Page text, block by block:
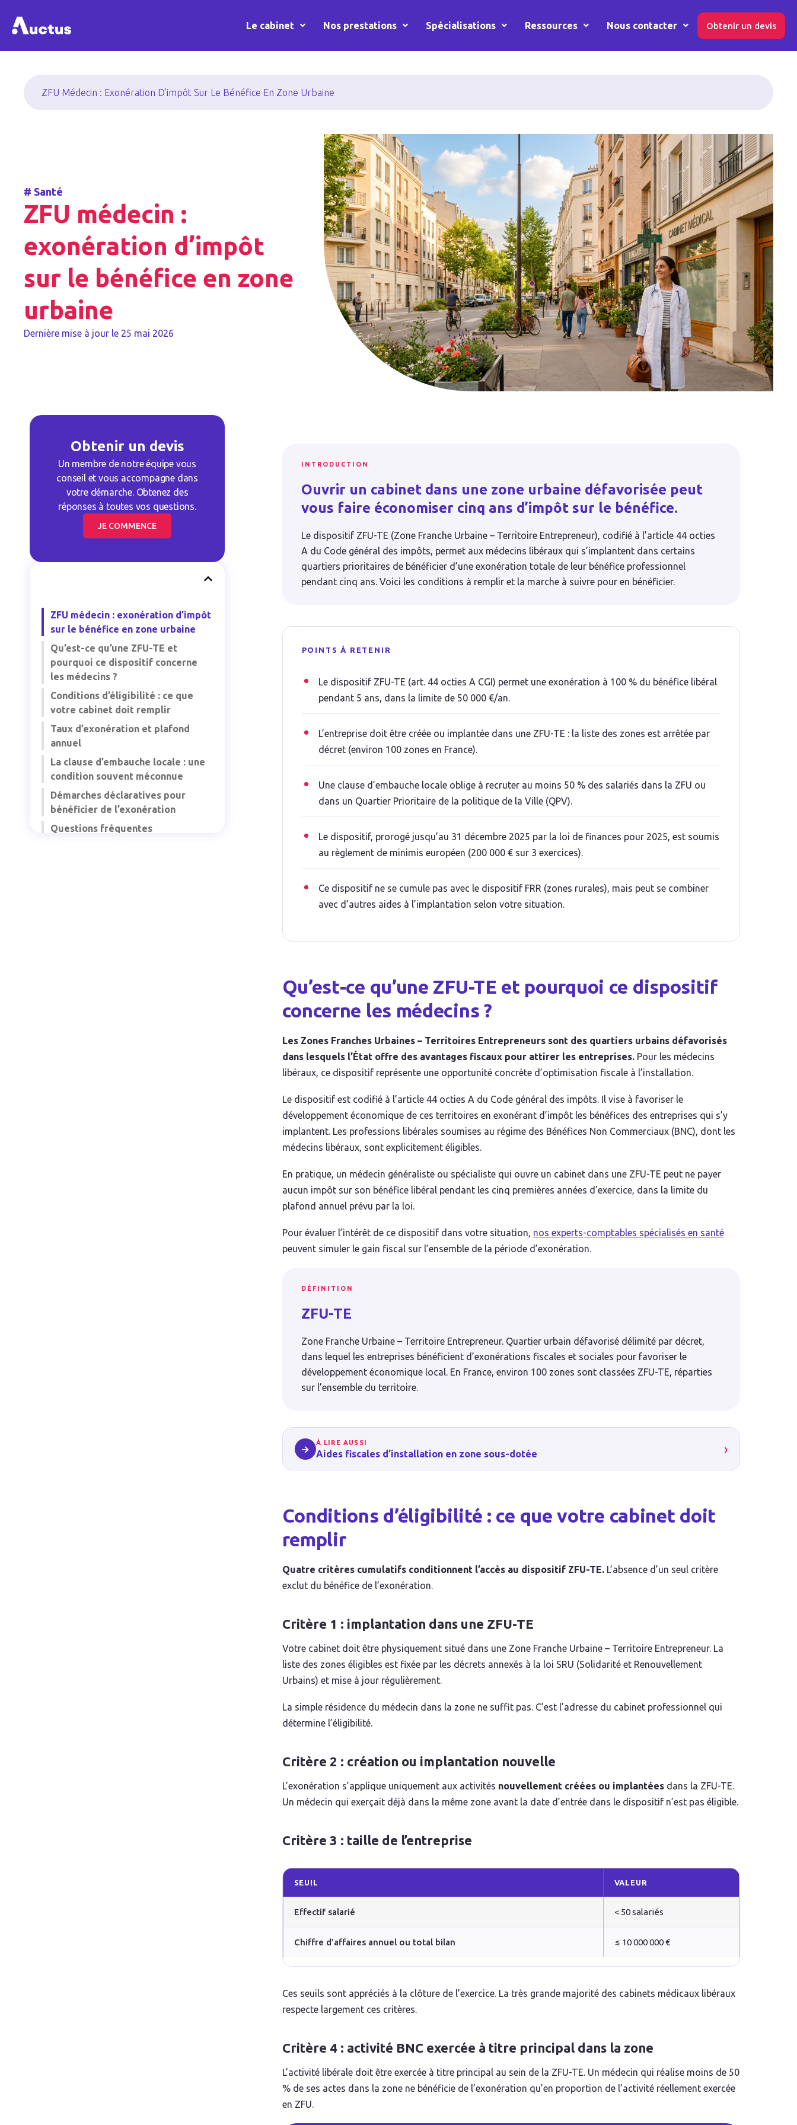
Le cabinet Nos prestations Spécialisations Ressources Nous contacter Obtenir un devis
ZFU Médecin : Exonération D’impôt Sur Le Bénéfice En Zone Urbaine
# Santé
ZFU médecin :
exonération d’impôt
sur le bénéfice en zone
urbaine
Dernière mise à jour le 25 mai 2026
Obtenir un devis
Un membre de notre équipe vous
conseil et vous accompagne dans
votre démarche. Obtenez des
réponses à toutes vos questions.
JE COMMENCE
ZFU médecin : exonération d’impôt
sur le bénéfice en zone urbaine
Qu’est-ce qu’une ZFU-TE et
pourquoi ce dispositif concerne
les médecins ?
Conditions d’éligibilité : ce que
votre cabinet doit remplir
Taux d’exonération et plafond
annuel
La clause d’embauche locale : une
condition souvent méconnue
Démarches déclaratives pour
bénéficier de l’exonération
Questions fréquentes
INTRODUCTION
Ouvrir un cabinet dans une zone urbaine défavorisée peut
vous faire économiser cinq ans d’impôt sur le bénéfice.
Le dispositif ZFU-TE (Zone Franche Urbaine – Territoire Entrepreneur), codifié à l’article 44 octies
A du Code général des impôts, permet aux médecins libéraux qui s’implantent dans certains
quartiers prioritaires de bénéficier d’une exonération totale de leur bénéfice professionnel
pendant cinq ans. Voici les conditions à remplir et la marche à suivre pour en bénéficier.
POINTS À RETENIR
Le dispositif ZFU-TE (art. 44 octies A CGI) permet une exonération à 100 % du bénéfice libéral
pendant 5 ans, dans la limite de 50 000 €/an.
L’entreprise doit être créée ou implantée dans une ZFU-TE : la liste des zones est arrêtée par
décret (environ 100 zones en France).
Une clause d’embauche locale oblige à recruter au moins 50 % des salariés dans la ZFU ou
dans un Quartier Prioritaire de la politique de la Ville (QPV).
Le dispositif, prorogé jusqu’au 31 décembre 2025 par la loi de finances pour 2025, est soumis
au règlement de minimis européen (200 000 € sur 3 exercices).
Ce dispositif ne se cumule pas avec le dispositif FRR (zones rurales), mais peut se combiner
avec d’autres aides à l’implantation selon votre situation.
Qu’est-ce qu’une ZFU-TE et pourquoi ce dispositif
concerne les médecins ?
Les Zones Franches Urbaines – Territoires Entrepreneurs sont des quartiers urbains défavorisés
dans lesquels l’État offre des avantages fiscaux pour attirer les entreprises.Pour les médecins
libéraux, ce dispositif représente une opportunité concrète d’optimisation fiscale à l’installation.
Le dispositif est codifié à l’article 44 octies A du Code général des impôts. Il vise à favoriser le
développement économique de ces territoires en exonérant d’impôt les bénéfices des entreprises qui s’y
implantent. Les professions libérales soumises au régime des Bénéfices Non Commerciaux (BNC), dont les
médecins libéraux, sont explicitement éligibles.
En pratique, un médecin généraliste ou spécialiste qui ouvre un cabinet dans une ZFU-TE peut ne payer
aucun impôt sur son bénéfice libéral pendant les cinq premières années d’exercice, dans la limite du
plafond annuel prévu par la loi.
Pour évaluer l’intérêt de ce dispositif dans votre situation, nos experts-comptables spécialisés en santé
peuvent simuler le gain fiscal sur l’ensemble de la période d’exonération.
DÉFINITION
ZFU-TE
Zone Franche Urbaine – Territoire Entrepreneur. Quartier urbain défavorisé délimité par décret,
dans lequel les entreprises bénéficient d’exonérations fiscales et sociales pour favoriser le
développement économique local. En France, environ 100 zones sont classées ZFU-TE, réparties
sur l’ensemble du territoire.
→
À LIRE AUSSI
Aides fiscales d’installation en zone sous-dotée ›
Conditions d’éligibilité : ce que votre cabinet doit
remplir
Quatre critères cumulatifs conditionnent l’accès au dispositif ZFU-TE.L’absence d’un seul critère
exclut du bénéfice de l’exonération.
Critère 1 : implantation dans une ZFU-TE
Votre cabinet doit être physiquement situé dans une Zone Franche Urbaine – Territoire Entrepreneur. La
liste des zones éligibles est fixée par les décrets annexés à la loi SRU (Solidarité et Renouvellement
Urbains) et mise à jour régulièrement.
La simple résidence du médecin dans la zone ne suffit pas. C’est l’adresse du cabinet professionnel qui
détermine l’éligibilité.
Critère 2 : création ou implantation nouvelle
L’exonération s’applique uniquement aux activités nouvellement créées ou implantéesdans la ZFU-TE.
Un médecin qui exerçait déjà dans la même zone avant la date d’entrée dans le dispositif n’est pas éligible.
Critère 3 : taille de l’entreprise
SEUIL VALEUR
Effectif salarié < 50 salariés
Chiffre d’affaires annuel ou total bilan ≤ 10 000 000 €
Ces seuils sont appréciés à la clôture de l’exercice. La très grande majorité des cabinets médicaux libéraux
respecte largement ces critères.
Critère 4 : activité BNC exercée à titre principal dans la zone
L’activité libérale doit être exercée à titre principal au sein de la ZFU-TE. Un médecin qui réalise moins de 50
% de ses actes dans la zone ne bénéficie de l’exonération qu’en proportion de l’activité réellement exercée
en ZFU.